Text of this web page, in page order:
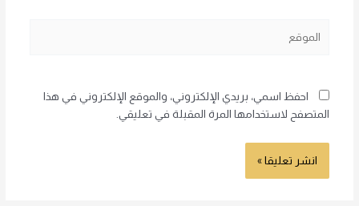
احفظ اسمي، بريدي الإلكتروني، والموقع الإلكتروني في هذا
المتصفح لاستخدامها المرة المقبلة في تعليقي.